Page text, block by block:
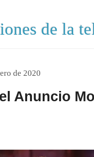
de la
de 2020
Anuncio